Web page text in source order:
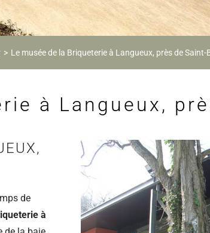
Le musée de la Briqueterie à Langueux, près de Saint-
à Langueux,
de
à